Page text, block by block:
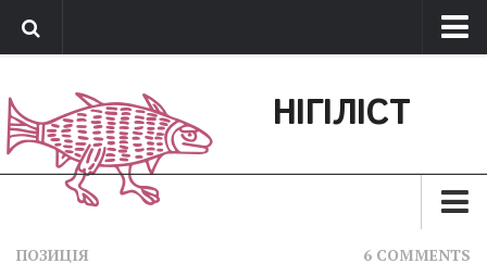
Обратная связь
Поддержать сайт
НІГІЛІСТ
Зараз
ПОЗИЦІЯ 6 COMMENTS